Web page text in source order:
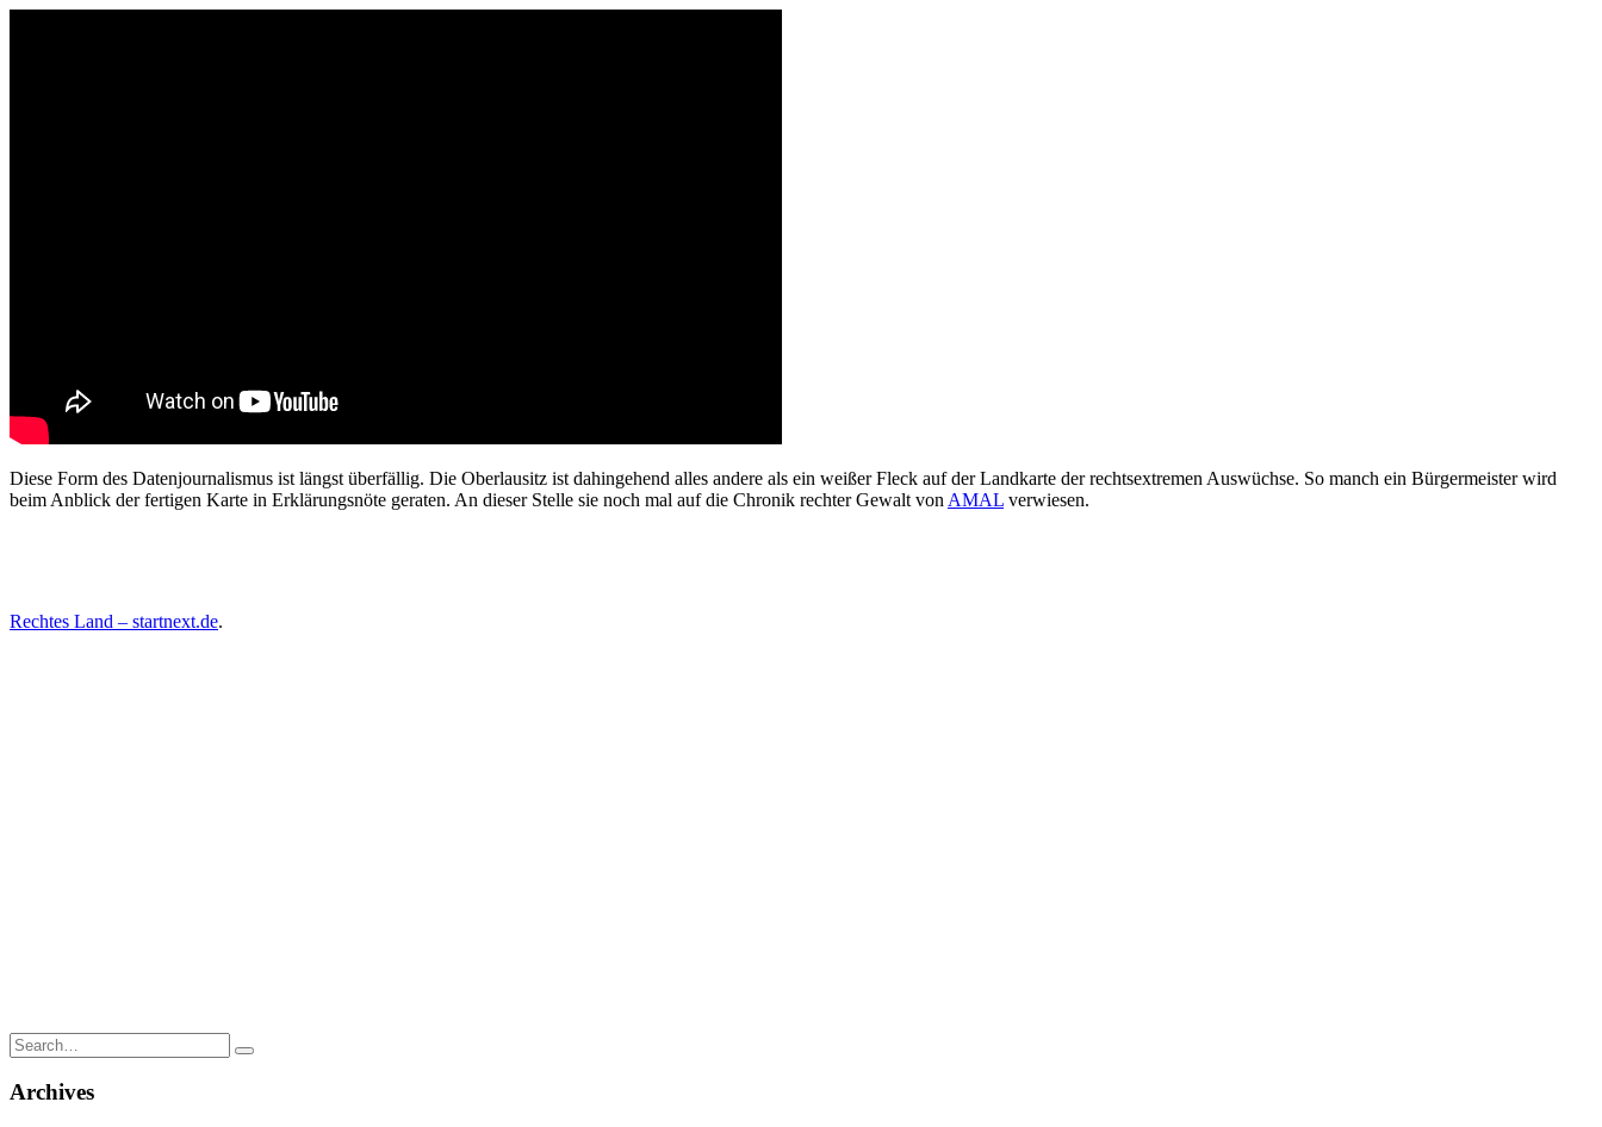
Diese Form des Datenjournalismus ist längst überfällig. Die Oberlausitz ist dahingehend alles andere als ein weißer Fleck auf der Landkarte der rechtsextremen Auswüchse. So manch ein Bürgermeister wird
beim Anblick der fertigen Karte in Erklärungsnöte geraten. An dieser Stelle sie noch mal auf die Chronik rechter Gewalt von AMAL verwiesen.
Rechtes Land – startnext.de.
Search
for:
Archives